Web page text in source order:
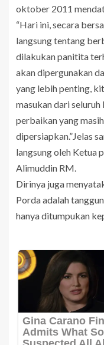
oktober 2011
“Hari ini, secara
langsung tentang
dilakukan panitita
akan dipergunakan
yang lebih penting,
masukan dari
perbaikan yang
dipersiapkan.”Jelas
langsung oleh Ketua
Alimuddin RM.
Dirinya juga
Porda adalah
hanya ditumpukan